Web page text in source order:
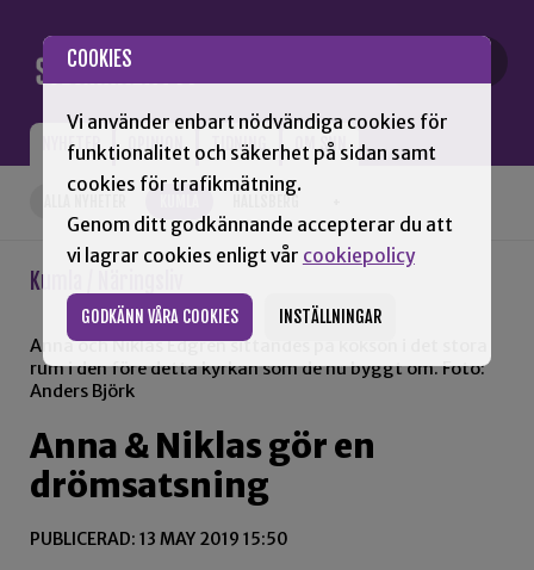
COOKIES
Vi använder enbart nödvändiga cookies för
funktionalitet och säkerhet på sidan samt
cookies för trafikmätning.
Genom ditt godkännande accepterar du att
vi lagrar cookies enligt vår cookiepolicy
GODKÄNN VÅRA COOKIES INSTÄLLNINGAR
NYHETER OPINION TIDNING OM SNN
HALLSBERG
Kumla / Näringsliv
Anna och Niklas Edgren sittandes på köksön i det stora
rum i den före detta kyrkan som de nu byggt om. Foto:
Anders Björk
Anna & Niklas gör en
drömsatsning
PUBLICERAD: 13 MAY 2019 15:50